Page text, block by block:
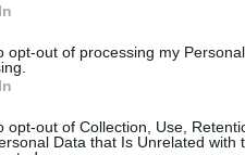
opt-out of processing my
opt-out of Collection, Use,
Data that Is Unrelated with